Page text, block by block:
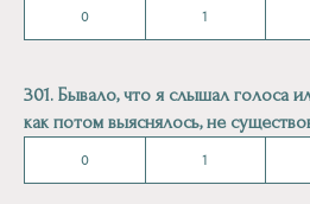
0 1
301. Бывало, что я слышал голоса
как потом выяснялось, не
0 1